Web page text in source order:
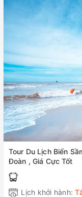
Tour Du Lịch Biển
Đoàn , Giá Cực Tốt
Lịch khởi hành: